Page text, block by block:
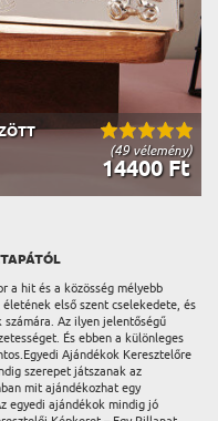
(49 vélemény)
14400 Ft
a hit és a közösség mélyebb
első szent cselekedete, és
Az ilyen jelentőségű
És ebben a különleges
Ajándékok Keresztelőre
szerepet játszanak az
mit ajándékozhat egy
egyedi ajándékok mindig jó